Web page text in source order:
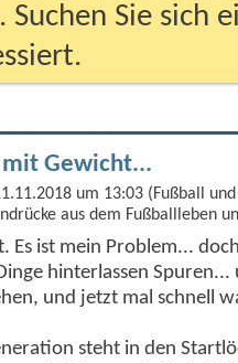
Suchen Sie sich
mit Gewicht...
um 13:03 (Fußball
aus dem Fußballleben
Es ist mein Problem...
hinterlassen Spuren...
und jetzt mal schnell
steht in den